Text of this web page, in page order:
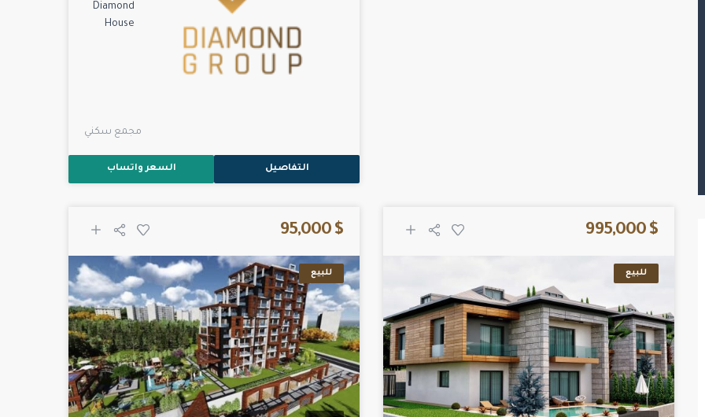
Diamond
House
مجمع سكني
التفاصيل السعر واتساب
$ 995,000
للبيع
$ 95,000
للبيع